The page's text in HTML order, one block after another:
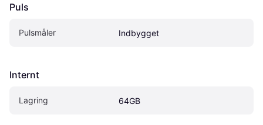
Puls
Pulsmåler Indbygget
Internt
Lagring 64GB